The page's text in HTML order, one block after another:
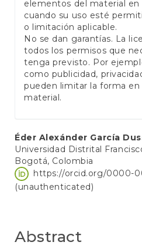
elementos del material
cuando su uso esté
o limitación aplicable.
No se dan garantías. La
todos los permisos que
tenga previsto. Por
como publicidad,
pueden limitar la forma
material.
Main
Article
Content
Éder Alexánder García
Universidad Distrital
Bogotá, Colombia
https://orcid.org/0000-
(unauthenticated)
Abstract